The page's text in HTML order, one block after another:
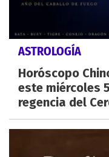
ASTROLOGÍA
Horóscopo
este miércoles
regencia del